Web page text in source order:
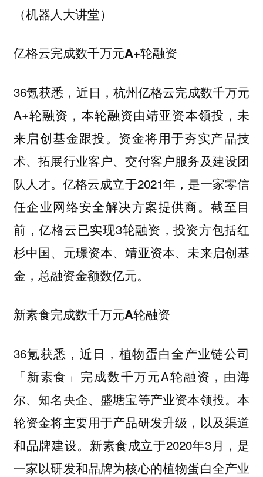
（机器人大讲堂）
亿格云完成数千万元A+轮融资
36氪获悉，近日，杭州亿格云完成数千万元
A+轮融资，本轮融资由靖亚资本领投，未
来启创基金跟投。资金将用于夯实产品技
术、拓展行业客户、交付客户服务及建设团
队人才。亿格云成立于2021年，是一家零信
任企业网络安全解决方案提供商。截至目
前，亿格云已实现3轮融资，投资方包括红
杉中国、元璟资本、靖亚资本、未来启创基
金，总融资金额数亿元。
新素食完成数千万元A轮融资
36氪获悉，近日，植物蛋白全产业链公司
「新素食」完成数千万元A轮融资，由海
尔、知名央企、盛塘宝等产业资本领投。本
轮资金将主要用于产品研发升级，以及渠道
和品牌建设。新素食成立于2020年3月，是
一家以研发和品牌为核心的植物蛋白全产业